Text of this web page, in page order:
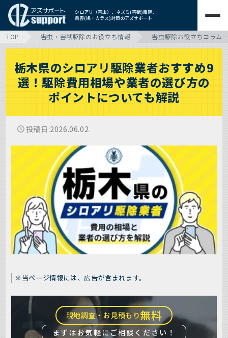
シロアリ（害虫）、ネズミ(害獣)駆除、
鳥害(鳩・カラス)対策のアズサポート
TOP 害虫・害獣駆除のお役立ち情報 害虫駆除お役立ちコラム
栃木県のシロアリ駆除業者おすすめ9
選！駆除費用相場や業者の選び方の
ポイントについても解説
投稿日 2026.06.02
※当ページ情報には、広告が含まれます。
現地調査・お見積もり無料
まずはお気軽にご相談ください！